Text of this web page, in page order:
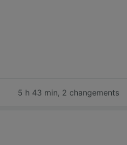
5 h 43 min, 2 changements